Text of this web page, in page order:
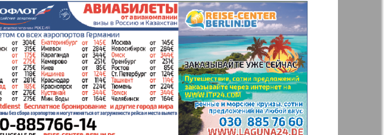
Карьера Катюша Кенгуру
Крот в Германии Кругозор Кругозор плюс!
LDK по-русски Life in Франкфурт М-City
Мюнхен-сити
My City Frankfurt
Наш мир